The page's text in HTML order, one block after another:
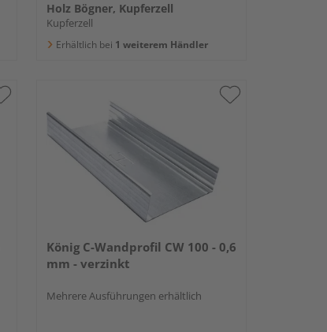
Holz Bögner, Kupferzell
Kupferzell
Erhältlich bei 1 weiterem Händler
König C-Wandprofil CW 100 - 0,6
mm - verzinkt
Mehrere Ausführungen erhältlich